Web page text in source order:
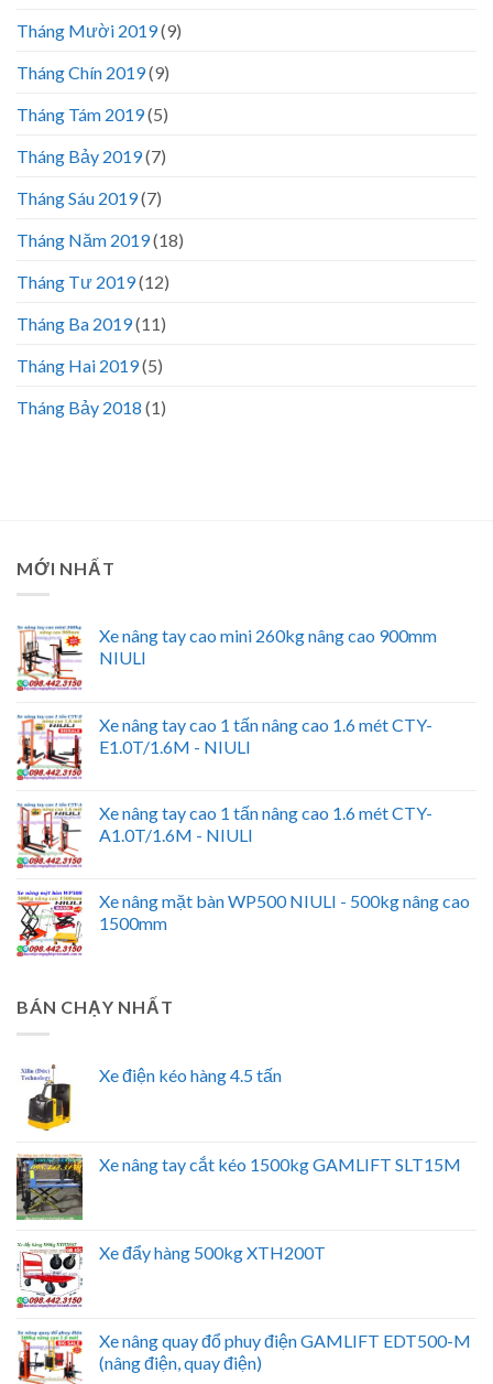
Tháng Mười 2019(9)
Tháng Chín 2019(9)
Tháng Tám 2019(5)
Tháng Bảy 2019(7)
Tháng Sáu 2019(7)
Tháng Năm 2019(18)
Tháng Tư 2019(12)
Tháng Ba 2019(11)
Tháng Hai 2019(5)
Tháng Bảy 2018 (1)
MỚI NHẤT
Xe nâng tay cao mini 260kg nâng cao 900mm
NIULI
Xe nâng tay cao 1 tấn nâng cao 1.6 mét CTY-
E1.0T/1.6M - NIULI
Xe nâng tay cao 1 tấn nâng cao 1.6 mét CTY-
A1.0T/1.6M - NIULI
Xe nâng mặt bàn WP500 NIULI - 500kg nâng cao
1500mm
BÁN CHẠY NHẤT
Xe điện kéo hàng 4.5 tấn
Xe nâng tay cắt kéo 1500kg GAMLIFT SLT15M
Xe đẩy hàng 500kg XTH200T
Xe nâng quay đổ phuy điện GAMLIFT EDT500-M
(nâng điện, quay điện)